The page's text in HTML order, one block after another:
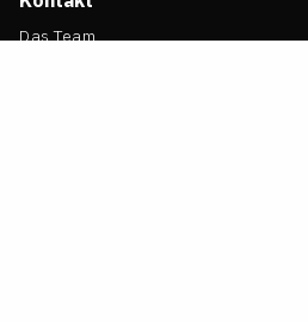
Das Team